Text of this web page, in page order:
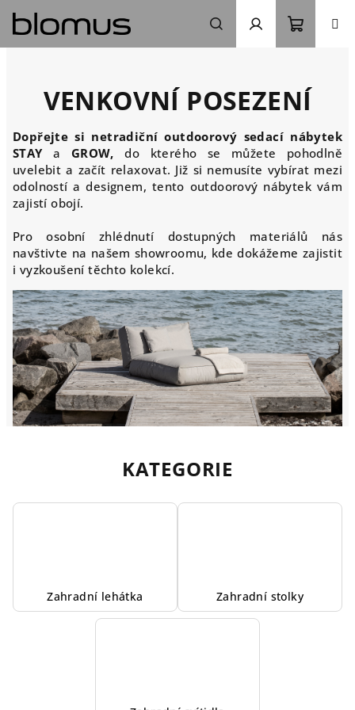
obsah
Hledat Přihlášení
košík
VENKOVNÍ POSEZENÍ
Dopřejte si netradiční outdoorový sedací nábytek
STAYa GROW, do kterého se můžete pohodlně
uvelebit a začít relaxovat. Již si nemusíte vybírat mezi
odolností a designem, tento outdoorový nábytek vám
zajistí obojí.
Pro osobní zhlédnutí dostupných materiálů nás
navštivte na našem showroomu, kde dokážeme zajistit
i vyzkoušení těchto kolekcí.
KATEGORIE
Zahradní lehátka Zahradní­ stolky